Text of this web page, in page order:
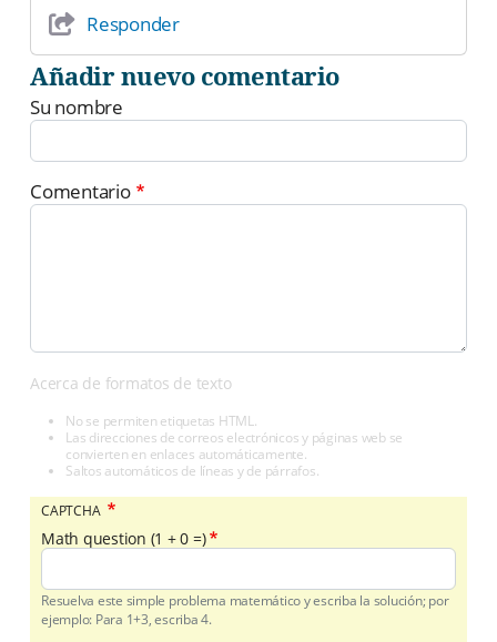
Responder
Añadir nuevo comentario
Su nombre
Comentario
Acerca de formatos de texto
No se permiten etiquetas HTML.
Las direcciones de correos electrónicos y páginas web se
convierten en enlaces automáticamente.
Saltos automáticos de líneas y de párrafos.
CAPTCHA
Math question (1 + 0 =)
Resuelva este simple problema matemático y escriba la solución; por
ejemplo: Para 1+3, escriba 4.